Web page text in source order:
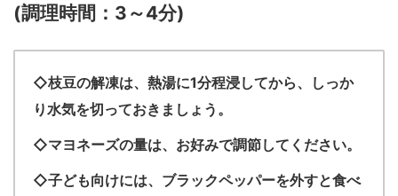
(調理時間：3～4分)
◇枝豆の解凍は、熱湯に1分程浸してから、しっか
り水気を切っておきましょう。
◇マヨネーズの量は、お好みで調節してください。
◇子ども向けには、ブラックペッパーを外すと食べ